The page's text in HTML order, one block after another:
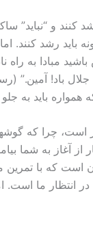
و “نباید”
باید رشد کنند.
مبادا به راه
همواره باید به
دشوار است، چرا
آغاز به شما
است که با
بسیاری در